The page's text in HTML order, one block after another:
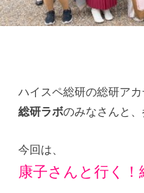
ハイスペ総研の総研ア
総研ラボのみなさんと
今回は、
康子さんと行く